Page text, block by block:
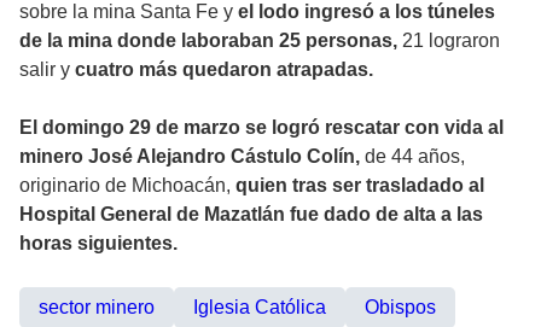
sobre la mina Santa Fe y el lodo ingresó a los túneles
de la mina donde laboraban 25 personas, 21 lograron
salir y cuatro más quedaron atrapadas.
El domingo 29 de marzo se logró rescatar con vida al
minero José Alejandro Cástulo Colín, de 44 años,
originario de Michoacán, quien tras ser trasladado al
Hospital General de Mazatlán fue dado de alta a las
horas siguientes.
sector minero Iglesia Católica Obispos